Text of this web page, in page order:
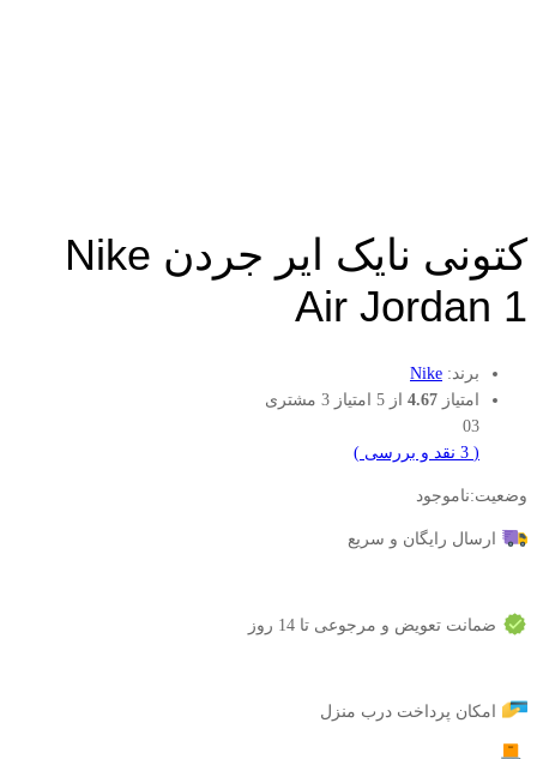
کتونی نایک ایر جردن Nike
Air Jordan 1
برند: Nike
امتیاز 4.67 از 5 امتیاز 3 مشتری
03
(
3 نقد و بررسی )
وضعیت:ناموجود
ارسال رایگان و سریع
ضمانت تعویض و مرجوعی تا 14 روز
امکان پرداخت درب منزل